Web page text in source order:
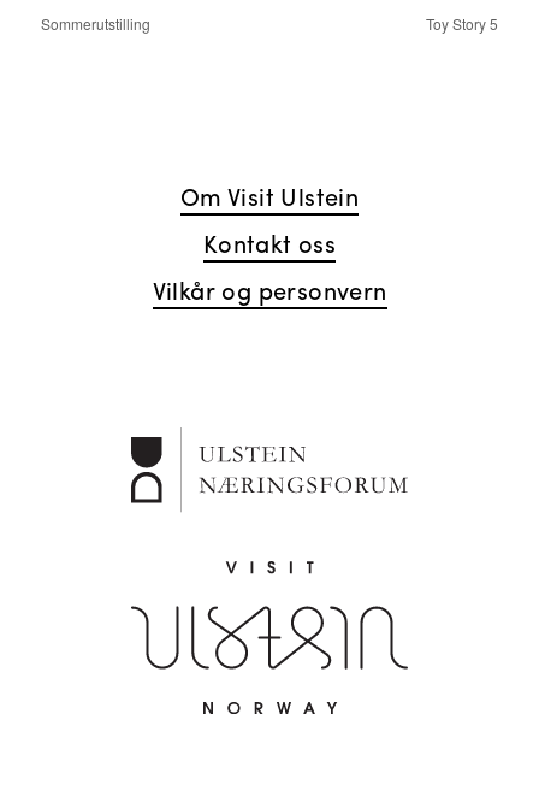
Sommerutstilling Toy Story 5
Om Visit Ulstein
Kontakt oss
Vilkår og personvern